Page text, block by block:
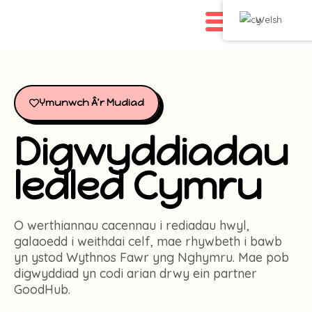
Ymunwch Â’r Mudiad
Digwyddiadau
ledled Cymru
O werthiannau cacennau i rediadau hwyl,
galaoedd i weithdai celf, mae rhywbeth i bawb
yn ystod Wythnos Fawr yng Nghymru. Mae pob
digwyddiad yn codi arian drwy ein partner
GoodHub.
Welsh